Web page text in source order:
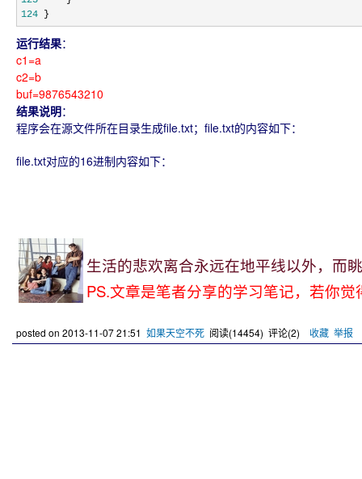
124 }
运行结果：
c1=a
c2=b
buf=9876543210
结果说明：
程序会在源文件所在目录生成file.txt；file.txt的内容如下：
file.txt对应的16进制内容如下：
生活的悲欢离合永远在地平线以外，而
PS.文章是笔者分享的学习笔记，若你
posted on 2013-11-07 21:51 如果天空不死 阅读(14454) 评论(2) 收藏 举报